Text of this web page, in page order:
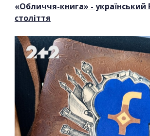
«Обличчя-книга» - український
століття